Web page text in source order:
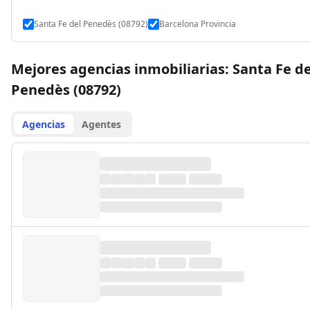
Santa Fe del Penedès (08792) Barcelona Provincia
Mejores agencias inmobiliarias: Santa Fe
Penedès (08792)
Agencias Agentes